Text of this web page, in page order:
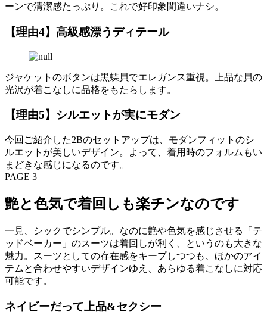
ーンで清潔感たっぷり。これで好印象間違いナシ。
【理由4】高級感漂うディテール
ジャケットのボタンは黒蝶貝でエレガンス重視。上品な貝の
光沢が着こなしに品格をもたらします。
【理由5】シルエットが実にモダン
今回ご紹介した2Bのセットアップは、モダンフィットのシ
ルエットが美しいデザイン。よって、着用時のフォルムもい
まどきな感じになるのです。
PAGE 3
艶と色気で着回しも楽チンなのです
一見、シックでシンプル。なのに艶や色気を感じさせる「テ
ッドベーカー」のスーツは着回しが利く、というのも大きな
魅力。スーツとしての存在感をキープしつつも、ほかのアイ
テムと合わせやすいデザインゆえ、あらゆる着こなしに対応
可能です。
ネイビーだって上品&セクシー